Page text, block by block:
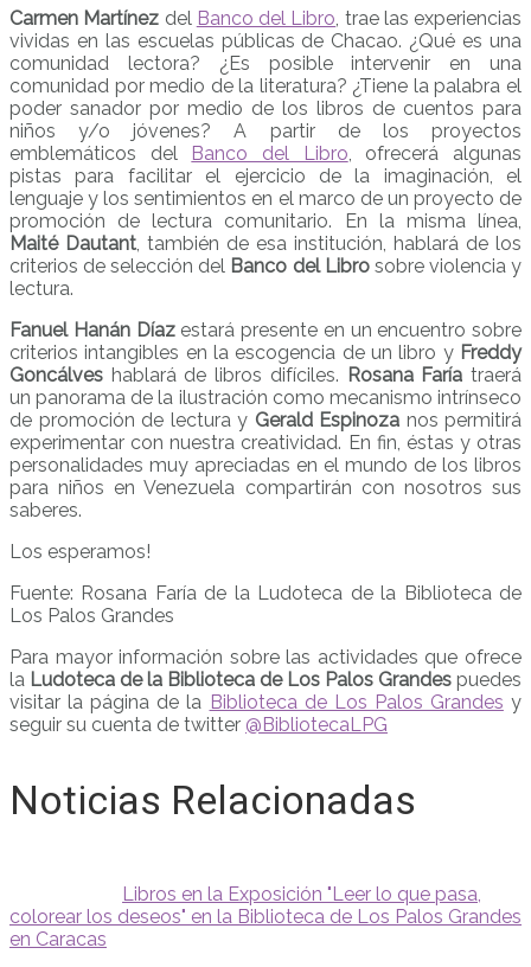
Carmen Martínez del Banco del Libro, trae las experiencias
vividas en las escuelas públicas de Chacao. ¿Qué es una
comunidad lectora? ¿Es posible intervenir en una
comunidad por medio de la literatura? ¿Tiene la palabra el
poder sanador por medio de los libros de cuentos para
niños y/o jóvenes? A partir de los proyectos
emblemáticos del Banco del Libro, ofrecerá algunas
pistas para facilitar el ejercicio de la imaginación, el
lenguaje y los sentimientos en el marco de un proyecto de
promoción de lectura comunitario. En la misma línea,
Maité Dautant, también de esa institución, hablará de los
criterios de selección del Banco del Librosobre violencia y
lectura.
Fanuel Hanán Díazestará presente en un encuentro sobre
criterios intangibles en la escogencia de un libro y Freddy
Goncálves hablará de libros difíciles. Rosana Faría traerá
un panorama de la ilustración como mecanismo intrínseco
de promoción de lectura y Gerald Espinoza nos permitirá
experimentar con nuestra creatividad. En fin, éstas y otras
personalidades muy apreciadas en el mundo de los libros
para niños en Venezuela compartirán con nosotros sus
saberes.
Los esperamos!
Fuente: Rosana Faría de la Ludoteca de la Biblioteca de
Los Palos Grandes
Para mayor información sobre las actividades que ofrece
la Ludoteca de la Biblioteca de Los Palos Grandes puedes
visitar la página de la Biblioteca de Los Palos Grandes y
seguir su cuenta de twitter @BibliotecaLPG
Noticias Relacionadas
Libros en la Exposición "Leer lo que pasa,
colorear los deseos" en la Biblioteca de Los Palos Grandes
en Caracas